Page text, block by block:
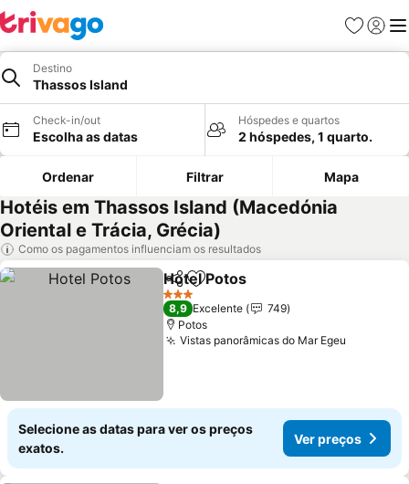
Favoritos
Iniciar
Destino
Thassos Island
Check-in/out
Escolha as datas
Hóspedes e quartos
2 hóspedes, 1 quarto.
Ordenar Filtrar Mapa
Hotéis em Thassos Island (Macedónia
Oriental e Trácia, Grécia)
Como os pagamentos influenciam os resultados
PartilharAdicionar aos favoritos
Hotel Potos
3 Estrelas
8,9 Excelente
749
Potos
Vistas panorâmicas do Mar Egeu
Selecione as datas para ver os preços
exatos.
Ver preços